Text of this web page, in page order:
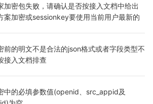
加密包失败，请确认是否按接入文档中给出
案加密或sessionkey要使用当前用户最新的
前的明文不是合法的json格式或者字段类型不
接入文档排查
中的必填参数值(openid、src_appid及